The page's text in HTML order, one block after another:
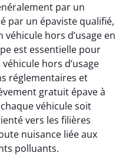
par un
par un épaviste qualifié,
hors d’usage en
est essentielle pour
hors d’usage
réglementaires et
gratuit épave à
véhicule soit
vers les filières
nuisance liée aux
polluants.